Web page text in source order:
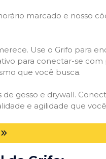
marcado e nosso
Use o Grifo para
para conectar-se com
que você busca.
de gesso e drywall.
e agilidade que